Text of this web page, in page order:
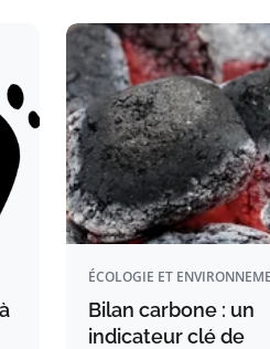
ÉCOLOGIE ET
Bilan carbone : un
indicateur clé de